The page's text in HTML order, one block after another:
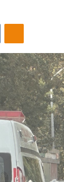
Odnoklassniki